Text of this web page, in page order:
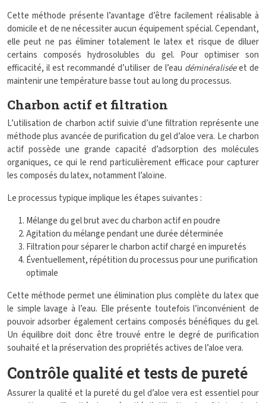
Cette méthode présente l’avantage d’être facilement réalisable à
domicile et de ne nécessiter aucun équipement spécial. Cependant,
elle peut ne pas éliminer totalement le latex et risque de diluer
certains composés hydrosolubles du gel. Pour optimiser son
efficacité, il est recommandé d’utiliser de l’eau déminéraliséeet de
maintenir une température basse tout au long du processus.
Charbon actif et filtration
L’utilisation de charbon actif suivie d’une filtration représente une
méthode plus avancée de purification du gel d’aloe vera. Le charbon
actif possède une grande capacité d’adsorption des molécules
organiques, ce qui le rend particulièrement efficace pour capturer
les composés du latex, notamment l’aloïne.
Le processus typique implique les étapes suivantes :
Mélange du gel brut avec du charbon actif en poudre
Agitation du mélange pendant une durée déterminée
Filtration pour séparer le charbon actif chargé en impuretés
Éventuellement, répétition du processus pour une purification
optimale
Cette méthode permet une élimination plus complète du latex que
le simple lavage à l’eau. Elle présente toutefois l’inconvénient de
pouvoir adsorber également certains composés bénéfiques du gel.
Un équilibre doit donc être trouvé entre le degré de purification
souhaité et la préservation des propriétés actives de l’aloe vera.
Contrôle qualité et tests de pureté
Assurer la qualité et la pureté du gel d’aloe vera est essentiel pour